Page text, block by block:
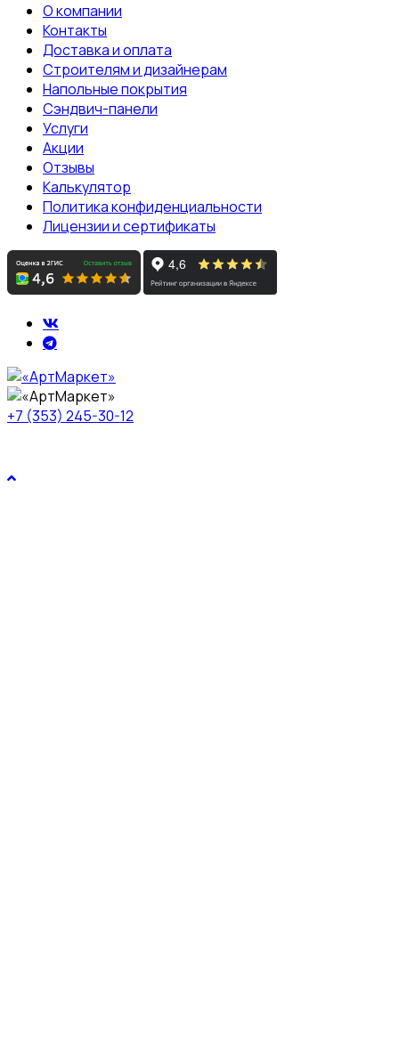
О компании
Контакты
Доставка и оплата
Строителям и дизайнерам
Напольные покрытия
Сэндвич-панели
Услуги
Акции
Отзывы
Калькулятор
Политика конфиденциальности
Лицензии и сертификаты
+7 (353) 245-30-12